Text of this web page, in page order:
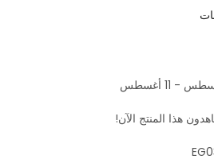
هذا المنتج الآن!